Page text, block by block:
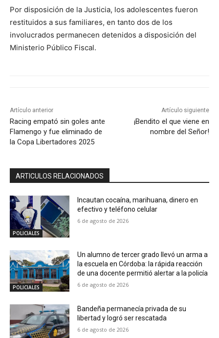
Por disposición de la Justicia, los adolescentes fueron
restituidos a sus familiares, en tanto dos de los
involucrados permanecen detenidos a disposición del
Ministerio Público Fiscal.
Artículo anterior
Racing empató sin goles ante
Flamengo y fue eliminado de
la Copa Libertadores 2025
Artículo siguiente
¡Bendito el que viene en
nombre del Señor!
ARTICULOS RELACIONADOS
POLICIALES
Incautan cocaína, marihuana, dinero en
efectivo y teléfono celular
6 de agosto de 2026
POLICIALES
Un alumno de tercer grado llevó un arma a
la escuela en Córdoba: la rápida reacción
de una docente permitió alertar a la policía
6 de agosto de 2026
Bandeña permanecía privada de su
libertad y logró ser rescatada
6 de agosto de 2026